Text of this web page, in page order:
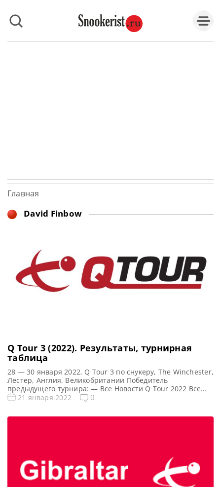
Главная
David Finbow
Q Tour 3 (2022). Результаты, турнирная
таблица
28 — 30 января 2022, Q Tour 3 по снукеру, The Winchester,
Лестер, Англия, Великобритании Победитель
предыдущего турнира: — Все Новости Q Tour 2022 Все
новости и результаты Q Tour 3 (2022) Квалификация Q
21 января 2022 0